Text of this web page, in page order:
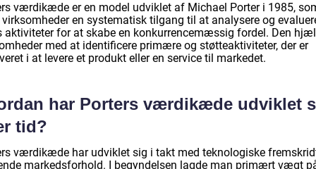
værdikæde er en model udviklet af Michael Porter i 1985,
en systematisk tilgang til at analysere og
aktiviteter for at skabe en konkurrencemæssig fordel. Den
med at identificere primære og støtteaktiviteter, der er
i at levere et produkt eller en service til markedet.
har Porters værdikæde udviklet
tid?
værdikæde har udviklet sig i takt med teknologiske
markedsforhold. I begyndelsen lagde man primært vægt